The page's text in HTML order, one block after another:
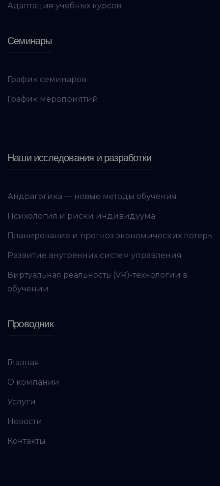
Адаптация учебных курсов
Семинары
График семинаров
График мероприятий
Наши исследования и разработки
Андрагогика — новые методы обучения
Психология и риски индивидуума
Планирование и прогноз экономических потерь
Развитие внутренних систем управления
Виртуальная реальность (VR)-технологии в
обучении
Проводник
Главная
О компании
Услуги
Новости
Контакты